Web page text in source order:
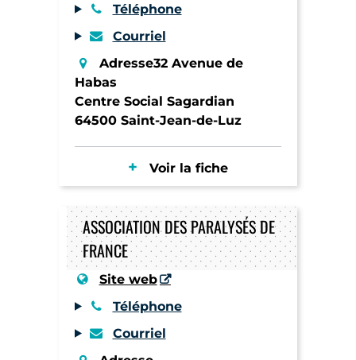
Téléphone
Courriel
Adresse32 Avenue de
Habas
Centre Social Sagardian
64500 Saint-Jean-de-Luz
Voir la fiche
ASSOCIATION DES PARALYSÉS DE
FRANCE
Site web
Téléphone
Courriel